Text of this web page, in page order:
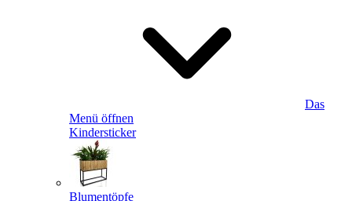
Das
Menü öffnen
Kindersticker
Blumentöpfe